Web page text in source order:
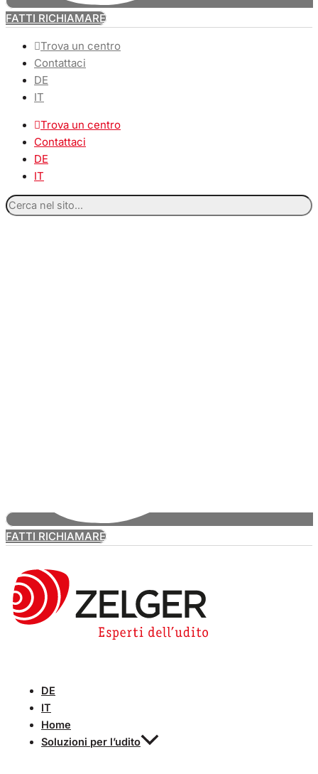
FATTI RICHIAMARE
Trova un centro
Contattaci
DE
IT
Trova un centro
Contattaci
DE
IT
Cerca
nel
FATTI RICHIAMARE
DE
IT
Home
Soluzioni per l’udito